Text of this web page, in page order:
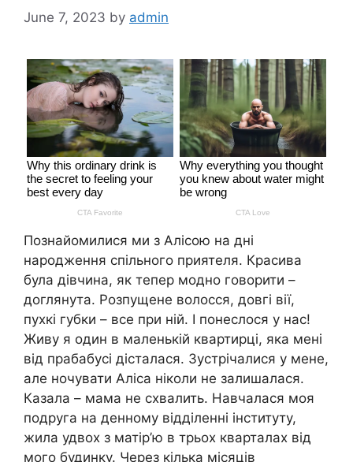
June 7, 2023 by admin
Познайомилися ми з Алісою на дні
народження спільного приятеля. Красива
була дівчина, як тепер модно говорити –
доглянута. Розпущене волосся, довгі вії,
пухкі губки – все при ній. І понеслося у нас!
Живу я один в маленькій квартирці, яка мені
від прабабусі дісталася. Зустрічалися у мене,
але ночувати Аліса ніколи не залишалася.
Казала – мама не схвалить. Навчалася моя
подруга на денному відділенні інституту,
жила удвох з матір’ю в трьох кварталах від
мого будинку. Через кілька місяців